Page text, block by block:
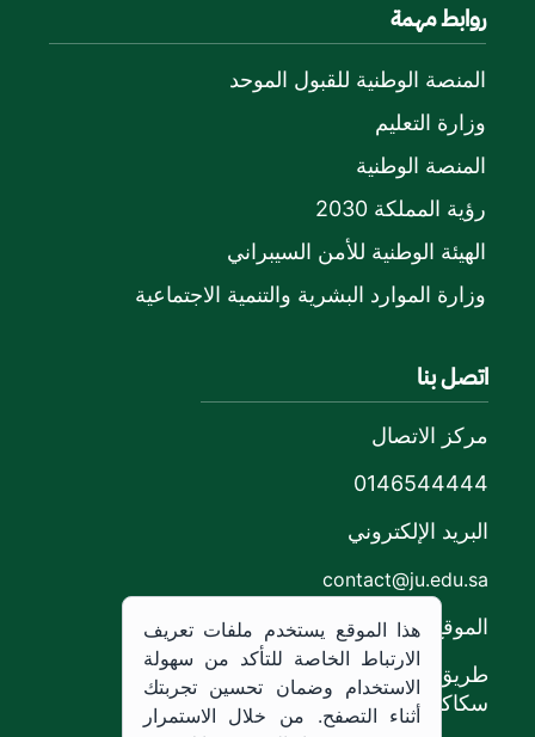
روابط مهمة
المنصة الوطنية للقبول الموحد
وزارة التعليم
المنصة الوطنية
رؤية المملكة 2030
الهيئة الوطنية للأمن السيبراني
وزارة الموارد البشرية والتنمية الاجتماعية
اتصل بنا
مركز الاتصال
0146544444
البريد الإلكتروني
contact@ju.edu.sa
الموقع
طريق الملك خالد،
سكاكا, المملكة العربية السعودية.
هذا الموقع يستخدم ملفات تعريف
الارتباط الخاصة للتأكد من سهولة
الاستخدام وضمان تحسين تجربتك
أثناء التصفح. من خلال الاستمرار